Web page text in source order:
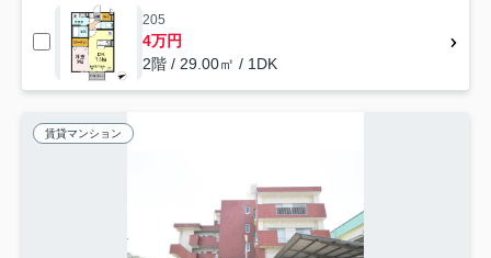
205
4万円
2階 / 29.00㎡ / 1DK
賃貸マンション